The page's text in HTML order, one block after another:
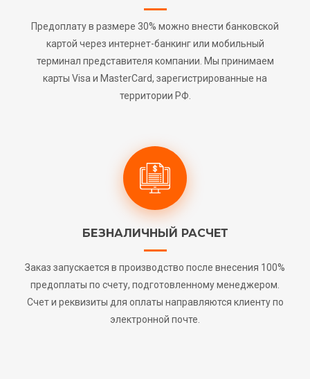
Предоплату в размере 30% можно внести банковской
картой через интернет-банкинг или мобильный
терминал представителя компании. Мы принимаем
карты Visa и MasterCard, зарегистрированные на
территории РФ.
БЕЗНАЛИЧНЫЙ РАСЧЕТ
Заказ запускается в производство после внесения 100%
предоплаты по счету, подготовленному менеджером.
Счет и реквизиты для оплаты направляются клиенту по
электронной почте.